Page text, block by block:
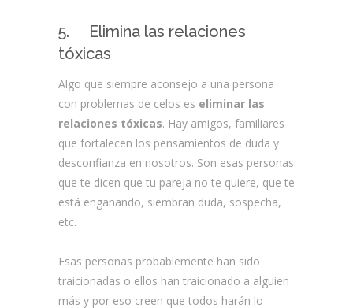
5. Elimina las relaciones
tóxicas
Algo que siempre aconsejo a una persona
con problemas de celos es eliminar las
relaciones tóxicas. Hay amigos, familiares
que fortalecen los pensamientos de duda y
desconfianza en nosotros. Son esas personas
que te dicen que tu pareja no te quiere, que te
está engañando, siembran duda, sospecha,
etc.
Esas personas probablemente han sido
traicionadas o ellos han traicionado a alguien
más y por eso creen que todos harán lo